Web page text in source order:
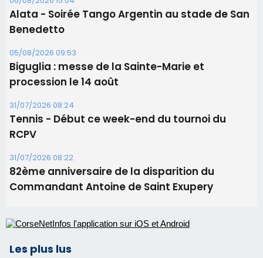
Alata - Soirée Tango Argentin au stade de San
Benedetto
05/08/2026 09:53
Biguglia : messe de la Sainte-Marie et
procession le 14 août
31/07/2026 08:24
Tennis - Début ce week-end du tournoi du
RCPV
31/07/2026 08:22
82ème anniversaire de la disparition du
Commandant Antoine de Saint Exupery
Les plus lus